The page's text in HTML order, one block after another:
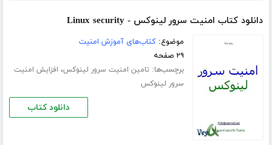
دانلود کتاب امنیت سرور لینوکس - Linux security
موضوع:کتاب‌های آموزش امنیت
۲۹ صفحه
برچسب‌ها: تامین امنیت سرور لینوکس، افزایش امنیت
سرور لینوکس
دانلود کتاب